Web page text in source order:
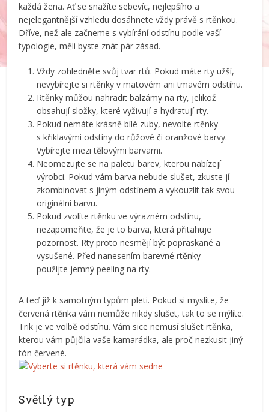
každá žena. Ať se snažíte sebevíc, nejlepšího a
nejelegantnější vzhledu dosáhnete vždy právě s rtěnkou.
Dříve, než ale začneme s vybírání odstínu podle vaší
typologie, měli byste znát pár zásad.
Vždy zohledněte svůj tvar rtů. Pokud máte rty užší,
nevybírejte si rtěnky v matovém ani tmavém odstínu.
Rtěnky můžou nahradit balzámy na rty, jelikož
obsahují složky, které vyživují a hydratují rty.
Pokud nemáte krásně bílé zuby, nevolte rtěnky
s křiklavými odstíny do růžové či oranžové barvy.
Vybírejte mezi tělovými barvami.
Neomezujte se na paletu barev, kterou nabízejí
výrobci. Pokud vám barva nebude slušet, zkuste jí
zkombinovat s jiným odstínem a vykouzlit tak svou
originální barvu.
Pokud zvolíte rtěnku ve výrazném odstínu,
nezapomeňte, že je to barva, která přitahuje
pozornost. Rty proto nesmějí být popraskané a
vysušené. Před nanesením barevné rtěnky
použijte jemný peeling na rty.
A teď již k samotným typům pleti. Pokud si myslíte, že
červená rtěnka vám nemůže nikdy slušet, tak to se mýlíte.
Trik je ve volbě odstínu. Vám sice nemusí slušet rtěnka,
kterou vám půjčila vaše kamarádka, ale proč nezkusit jiný
tón červené.
Světlý typ